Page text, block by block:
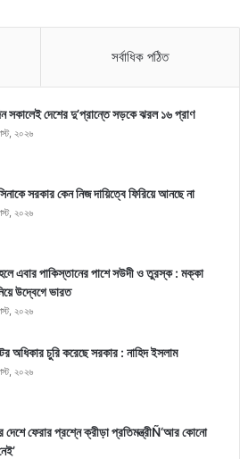
সর্বাধিক পঠিত
সকালেই দেশের দু’প্রান্তে সড়কে ঝরল ১৬ প্রাণ
২০২৬
সরকার কেন নিজ দায়িত্বে ফিরিয়ে আনছে না
২০২৬
এবার পাকিস্তানের পাশে সউদী ও তুরস্ক : মক্কা
উদ্বেগে ভারত
২০২৬
অধিকার চুরি করেছে সরকার : নাহিদ ইসলাম
২০২৬
দেশে ফেরার প্রশ্নে ক্রীড়া প্রতিমন্ত্রীÑ‘আর কোনো